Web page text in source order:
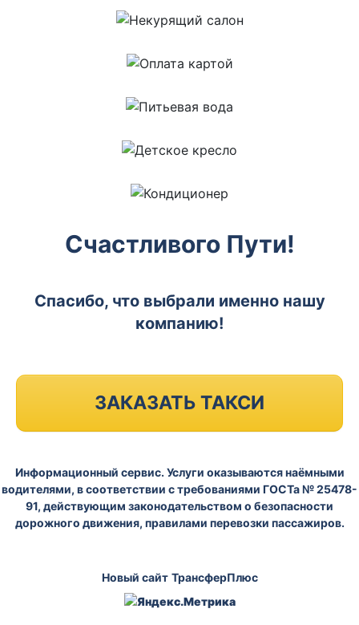
Счастливого Пути!
Спасибо, что выбрали именно нашу
компанию!
ЗАКАЗАТЬ ТАКСИ
Информационный сервис. Услуги оказываются наёмными
водителями, в соответствии с требованиями ГОСТа № 25478-
91, действующим законодательством о безопасности
дорожного движения, правилами перевозки пассажиров.
Новый сайт ТрансферПлюс